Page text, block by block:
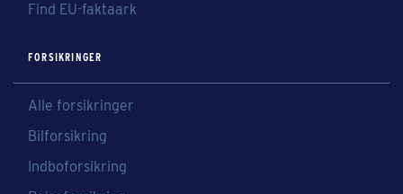
Find EU-faktaark
FORSIKRINGER
Alle forsikringer
Bilforsikring
Indboforsikring